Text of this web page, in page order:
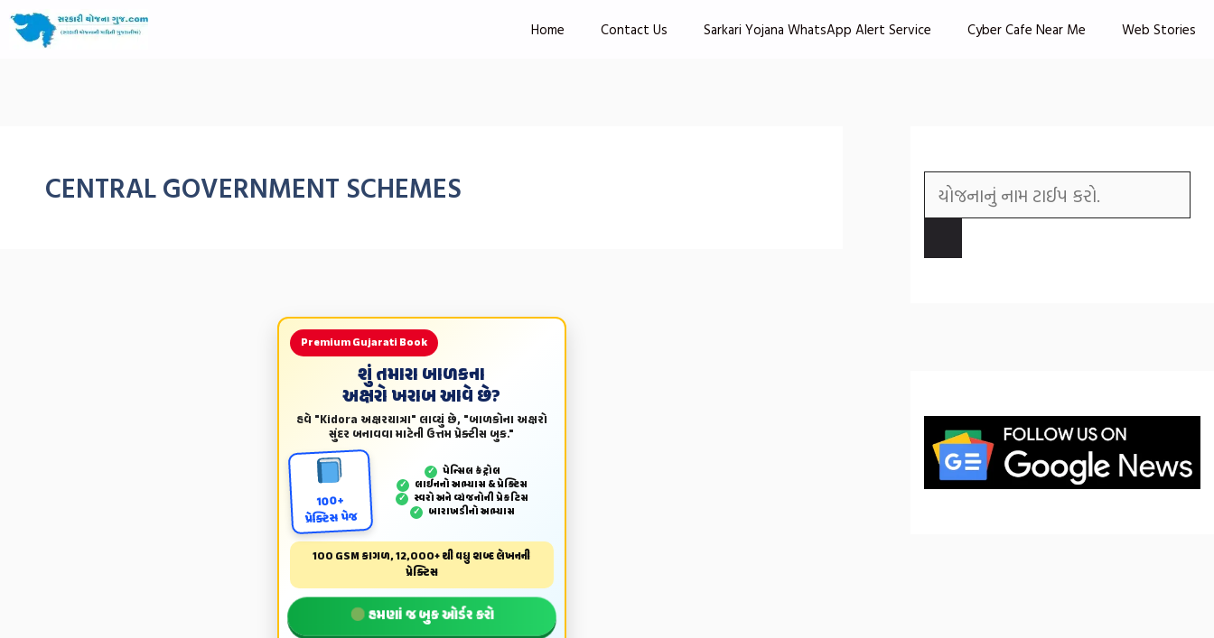
Home Contact Us Sarkari Yojana WhatsApp Alert Service Cyber Cafe Near Me Web Stories
CENTRAL GOVERNMENT SCHEMES
Premium Gujarati Book
શું તમારા બાળકના
અક્ષરો ખરાબ આવે છે?
હવે "Kidora અક્ષરયાત્રા" લાવ્યું છે, "બાળકોના અક્ષરો
સુંદર બનાવવા માટેની ઉત્તમ પ્રેક્ટીસ બુક."
100+
પ્રેક્ટિસ પેજ
✓ પેન્‍સિલ કંટ્રોલ
✓ લાઈનનો અભ્યાસ & પ્રેક્ટિસ
✓ સ્વરો અને વ્યંજનોની પ્રેકટિસ
✓ બારાખડીનો અભ્યાસ
100 GSM કાગળ, 12,000+ થી વધુ શબ્દ લેખનની
પ્રેક્ટિસ
હમણાં જ બુક ઓર્ડર કરો